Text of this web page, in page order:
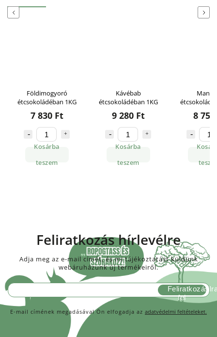
Previous
Földimogyoró
étcsokoládéban 1KG
7 830 Ft
Kosárba
teszem
Kávébab
étcsokoládéban 1KG
9 280 Ft
Kosárba
teszem
8
Next
Feliratkozás hírlevélre
Adja meg az e-mail címét, és mi tájékoztatást küldünk
webáruházunk új termékeiről.
E-mail címének megadásával Ön elfogadja az adatvédelmi feltételeket.
Feliratkozás